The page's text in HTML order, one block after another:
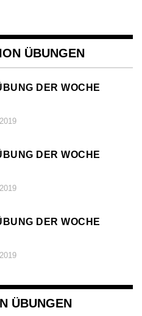
ÜBUNGEN
DER WOCHE (
DER WOCHE (
DER WOCHE (
ÜBUNGEN